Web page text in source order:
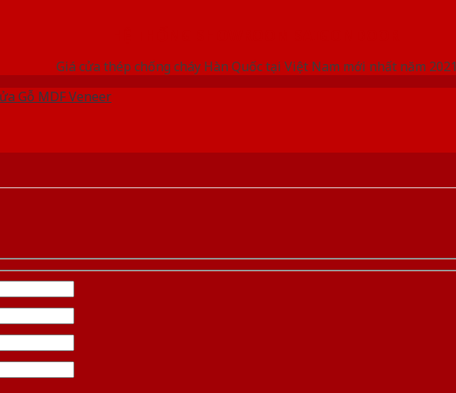
Giá cửa thép chống cháy Hàn Quốc tại Việt Nam mới nhất năm 2021
Gỗ MDF Veneer